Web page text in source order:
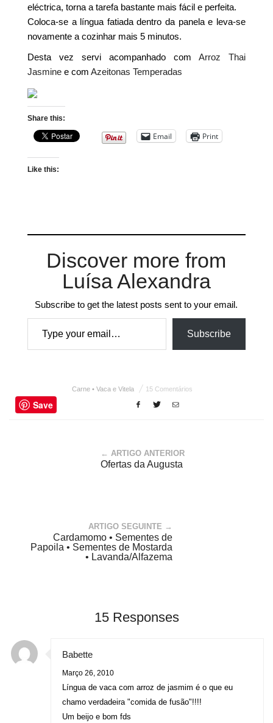
eléctrica, torna a tarefa bastante mais fácil e perfeita.
Coloca-se a língua fatiada dentro da panela e leva-se
novamente a cozinhar mais 5 minutos.
Desta vez servi acompanhado com Arroz Thai
Jasmine e comAzeitonas Temperadas
Share this:
Email Print
Like this:
Discover more from
Luísa Alexandra
Subscribe to get the latest posts sent to your email.
Type your email…
Subscribe
Carne • Vaca e Vitela 15 Comentários
Save
← ARTIGO ANTERIOR
Ofertas da Augusta
ARTIGO SEGUINTE →
Cardamomo • Sementes de
Papoila • Sementes de Mostarda
• Lavanda/Alfazema
15 Responses
Babette
Março 26, 2010
Língua de vaca com arroz de jasmim é o que eu
chamo verdadeira "comida de fusão"!!!!
Um beijo e bom fds